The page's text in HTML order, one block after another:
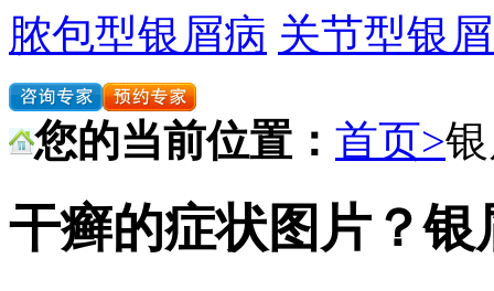
脓包型银屑病 关节型银
您的当前位置： 首页>
干癣的症状图片？